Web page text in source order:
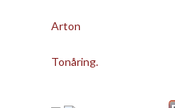
Arton
Tonåring.